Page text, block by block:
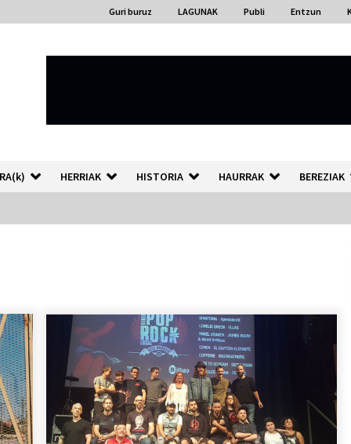
Guri buruz LAGUNAK Publi Entzun
HERRIAK HISTORIA HAURRAK BEREZIAK
Auzoportala : 1×04 Auzofoniak
2026/07/15
Larunbatean Plentziako Itsas
Martxa ospatuko da
2026/07/07